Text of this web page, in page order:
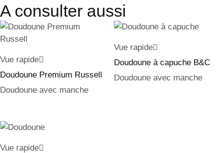
A consulter aussi
Vue rapide
Doudoune Premium Russell
Doudoune avec manche
Vue rapide
Doudoune à capuche B&C
Doudoune avec manche
Vue rapide